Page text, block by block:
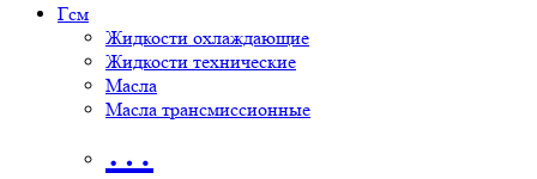
Гсм
Жидкости охлаждающие
Жидкости технические
Масла
Масла трансмиссионные
…